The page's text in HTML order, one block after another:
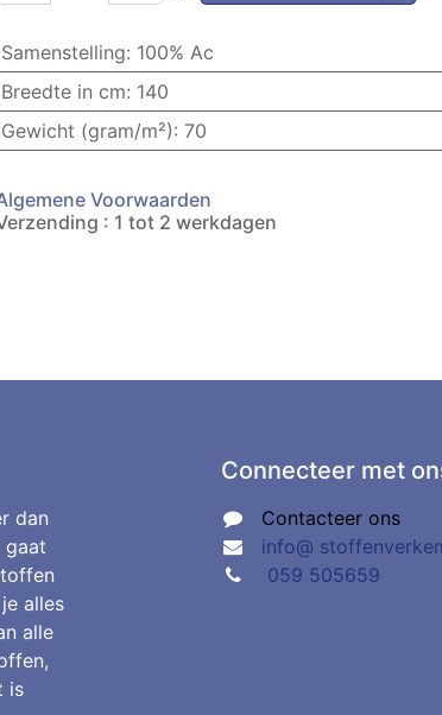
Samenstelling: 100% Ac
Breedte in cm: 140
Gewicht (gram/m²): 70
Voorwaarden
: 1 tot 2 werkdagen
dan
gaat
alles
alle
is
Connecteer met
Contacteer ons
info@
059 505659